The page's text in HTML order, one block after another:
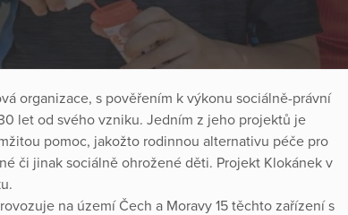
organizace, s pověřením k výkonu sociálně-právní
let od svého vzniku. Jedním z jeho projektů je
pomoc, jakožto rodinnou alternativu péče pro
či jinak sociálně ohrožené děti. Projekt Klokánek v
na území Čech a Moravy 15 těchto zařízení s